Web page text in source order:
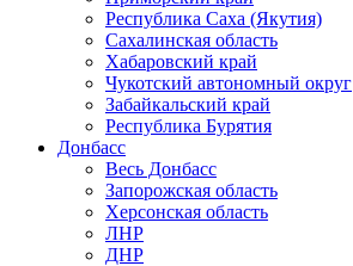
Республика Саха (Якутия)
Сахалинская область
Хабаровский край
Чукотский автономный округ
Забайкальский край
Республика Бурятия
Донбасс
Весь Донбасс
Запорожская область
Херсонская область
ЛНР
ДНР